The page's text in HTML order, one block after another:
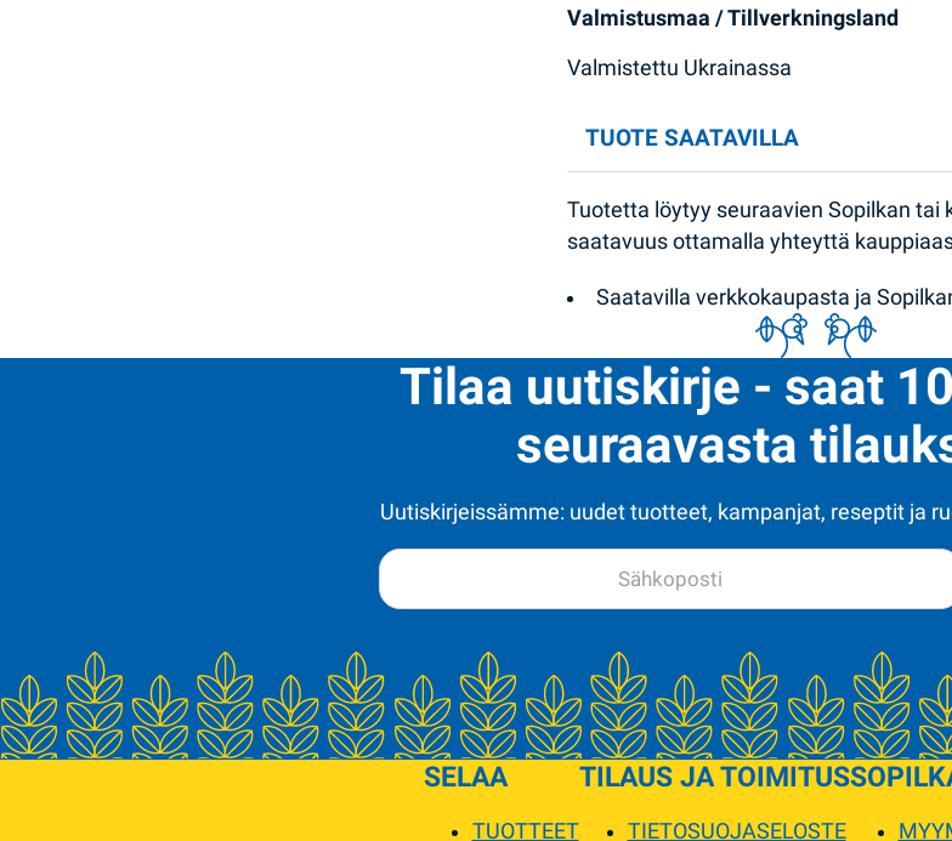
Valmistusmaa / Tillverkningsland
Valmistettu Ukrainassa
TUOTE SAATAVILLA
Tuotetta löytyy seuraavien Sopilkan
saatavuus ottamalla yhteyttä
Saatavilla verkkokaupasta ja
Tilaa uutiskirje - saat
seuraavasta
Uutiskirjeissämme: uudet tuotteet, kampanjat, reseptit ja
SELAA
TUOTTEET
TILAUS JA TOIMITUS
TIETOSUOJASELOSTE